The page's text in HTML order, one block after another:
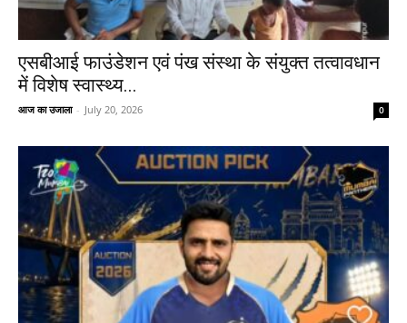
एसबीआई फाउंडेशन एवं पंख संस्था के संयुक्त तत्वावधान
में विशेष स्वास्थ्य...
आज का उजाला - July 20, 2026 0